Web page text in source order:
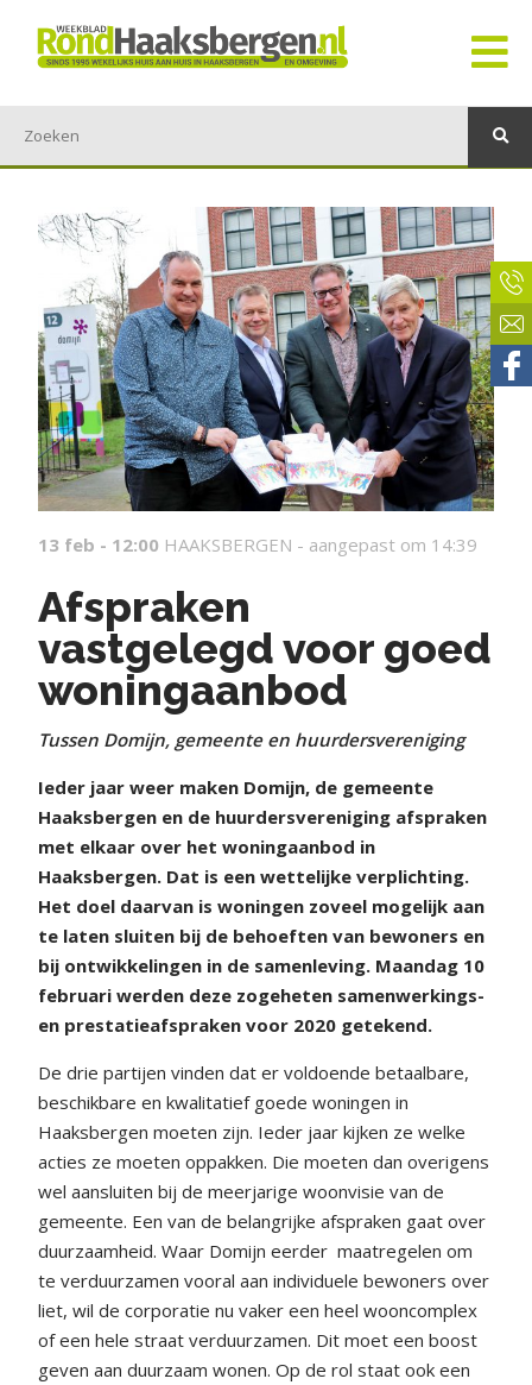
13 feb - 12:00 HAAKSBERGEN - aangepast om 14:39
Afspraken
vastgelegd voor goed
woningaanbod
Tussen Domijn, gemeente en huurdersvereniging
Ieder jaar weer maken Domijn, de gemeente
Haaksbergen en de huurdersvereniging afspraken
met elkaar over het woningaanbod in
Haaksbergen. Dat is een wettelijke verplichting.
Het doel daarvan is woningen zoveel mogelijk aan
te laten sluiten bij de behoeften van bewoners en
bij ontwikkelingen in de samenleving. Maandag 10
februari werden deze zogeheten samenwerkings-
en prestatieafspraken voor 2020 getekend.
De drie partijen vinden dat er voldoende betaalbare,
beschikbare en kwalitatief goede woningen in
Haaksbergen moeten zijn. Ieder jaar kijken ze welke
acties ze moeten oppakken. Die moeten dan overigens
wel aansluiten bij de meerjarige woonvisie van de
gemeente. Een van de belangrijke afspraken gaat over
duurzaamheid. Waar Domijn eerder maatregelen om
te verduurzamen vooral aan individuele bewoners over
liet, wil de corporatie nu vaker een heel wooncomplex
of een hele straat verduurzamen. Dit moet een boost
geven aan duurzaam wonen. Op de rol staat ook een